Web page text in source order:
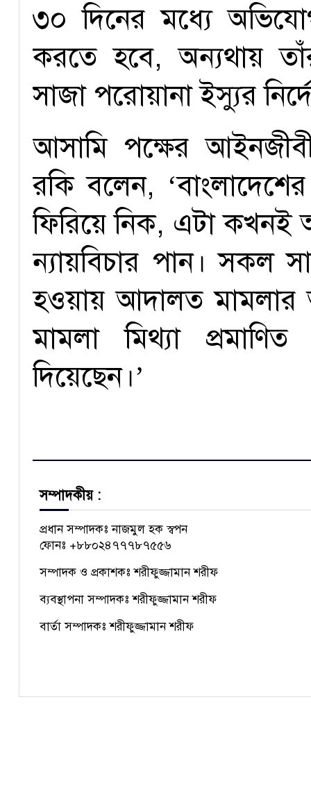
৩০ দিনের মধ্যে
করতে হবে, অন্যথায় তাঁর
সাজা পরোয়ানা ইস্যুর
আসামি পক্ষের
রকি বলেন,
ফিরিয়ে নিক, এটা কখনই
ন্যায়বিচার পান। সকল
হওয়ায় আদালত মামলার
মামলা মিথ্যা
দিয়েছেন।’
সম্পাদকীয় :
প্রধান সম্পাদকঃ নাজমুল হক স্বপন
ফোনঃ +৮৮০২৪৭৭৭৮৭৫৫৬
সম্পাদক ও প্রকাশকঃ শরীফুজ্জামান শরীফ
ব্যবস্থাপনা সম্পাদকঃ শরীফুজ্জামান শরীফ
বার্তা সম্পাদকঃ শরীফুজ্জামান শরীফ